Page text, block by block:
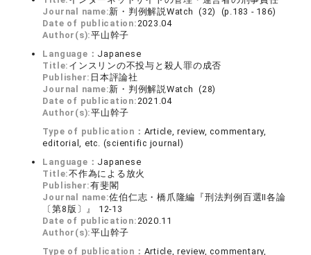
Journal name:新・判例解説Watch (32) (p.183 - 186)
Date of publication:2023.04
Author(s):平山幹子
Language： Japanese
Title: インスリンの不投与と殺人罪の成否
Publisher: 日本評論社
Journal name:新・判例解説Watch (28)
Date of publication:2021.04
Author(s):平山幹子
Type of publication： Article, review, commentary,
editorial, etc. (scientific journal)
Language： Japanese
Title:不作為による放火
Publisher:有斐閣
Journal name:佐伯仁志・橋爪隆編『刑法判例百選Ⅱ各論
〔第8版〕』 12-13
Date of publication:2020.11
Author(s):平山幹子
Type of publication： Article, review, commentary,